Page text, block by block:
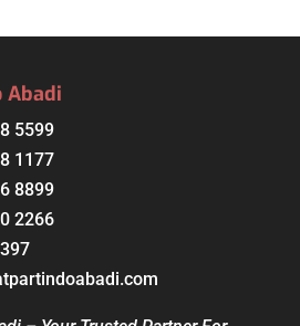
Abadi
5599
1177
8899
2266